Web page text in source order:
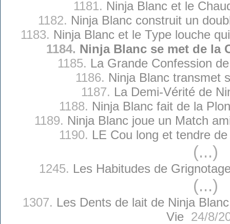
1181. Ninja Blanc et le
1182. Ninja Blanc construit un
1183. Ninja Blanc et le Type louche
1184. Ninja Blanc se met de la
1185. La Grande Confession
1186. Ninja Blanc transmet
1187. La Demi-Vérité de
1188. Ninja Blanc fait de la
1189. Ninja Blanc joue un Match
1190. LE Cou long et tendre
(...)
1245. Les Habitudes de
(...)
1307. Les Dents de lait de Ninja
Vie24/8/